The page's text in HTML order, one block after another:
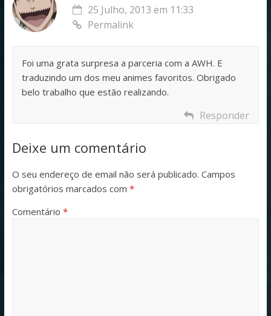
25 Julho, 2013 em 11:33
Permalink
Foi uma grata surpresa a parceria com a AWH. E
traduzindo um dos meu animes favoritos. Obrigado
belo trabalho que estão realizando.
Responder
Deixe um comentário
O seu endereço de email não será publicado. Campos
obrigatórios marcados com *
Comentário *